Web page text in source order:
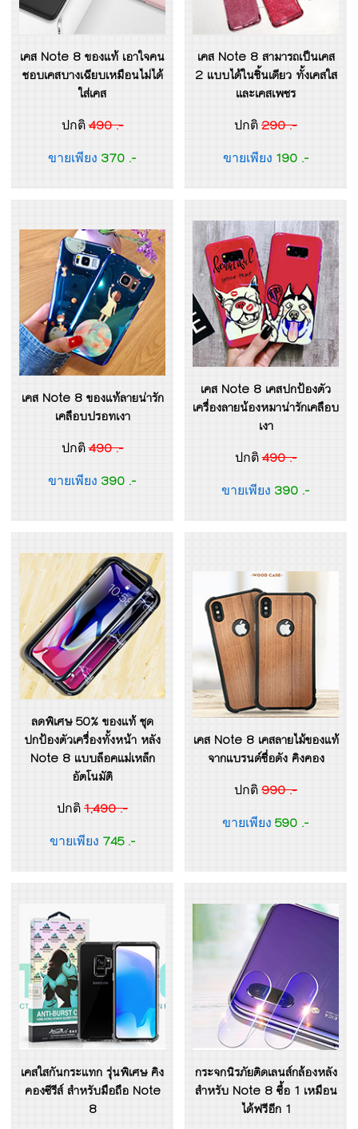
เคส Note 8 ของแท้ เอาใจคน
ชอบเคสบางเฉียบเหมือนไม่ได้
ใส่เคส
ปกติ490 .-
ขายเพียง 370 .-
เคส Note 8 สามารถเป็นเคส
2 แบบได้ในชิ้นเดียว ทั้งเคสใส
และเคสเพชร
ปกติ 290 .-
ขายเพียง 190 .-
เคส Note 8 ของแท้ลายน่ารัก
เคลือบปรอทเงา
ปกติ490 .-
ขายเพียง 390 .-
เคส Note 8 เคสปกป้องตัว
เครื่องลายน้องหมาน่ารักเคลือบ
เงา
ปกติ490 .-
ขายเพียง 390 .-
ลดพิเศษ 50% ของแท้ ชุด
ปกป้องตัวเครื่องทั้งหน้า หลัง
Note 8 แบบล็อคแม่เหล็ก
อัตโนมัติ
ปกติ 1,490 .-
ขายเพียง 745 .-
เคส Note 8 เคสลายไม้ของแท้
จากแบรนด์ชื่อดัง คิงคอง
ปกติ 990 .-
ขายเพียง 590 .-
เคสใสกันกระแทก รุ่นพิเศษ คิง
คองซีรีส์ สำหรับมือถือ Note
8
กระจกนิรภัยติดเลนส์กล้องหลัง
สำหรับ Note 8 ซื้อ 1 เหมือน
ได้ฟรีอีก 1